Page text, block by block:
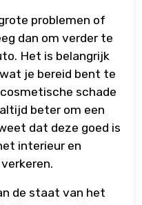
problemen of
dan om verder te
Het is belangrijk
je bereid bent te
schade
beter om een
dat deze goed is
interieur en
de staat van het